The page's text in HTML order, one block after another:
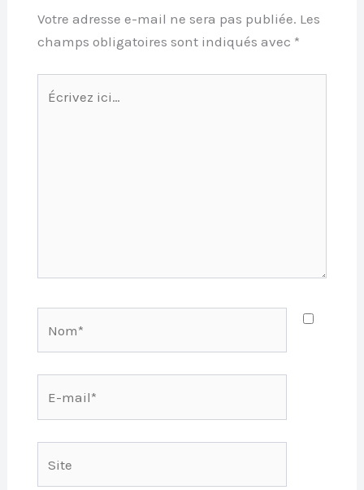
Votre adresse e-mail ne sera pas publiée. Les
champs obligatoires sont indiqués avec *
ici…